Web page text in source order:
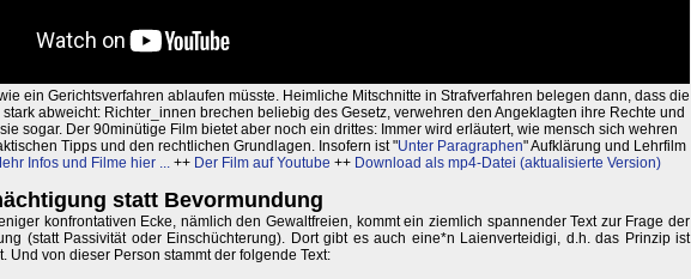
ein Gerichtsverfahren ablaufen müsste. Heimliche Mitschnitte in Strafverfahren belegen dann, dass die
stark abweicht: Richter_innen brechen beliebig des Gesetz, verwehren den Angeklagten ihre Rechte und
sogar. Der 90minütige Film bietet aber noch ein drittes: Immer wird erläutert, wie mensch sich wehren
Tipps und den rechtlichen Grundlagen. Insofern ist "Unter Paragraphen" Aufklärung und Lehrfilm
Infos und Filme hier ... ++ Der Film auf Youtube ++ Download als mp4-Datei (aktualisierte Version)
statt Bevormundung
konfrontativen Ecke, nämlich den Gewaltfreien, kommt ein ziemlich spannender Text zur Frage der
(statt Passivität oder Einschüchterung). Dort gibt es auch eine*n Laienverteidigi, d.h. das Prinzip ist
Und von dieser Person stammt der folgende Text: